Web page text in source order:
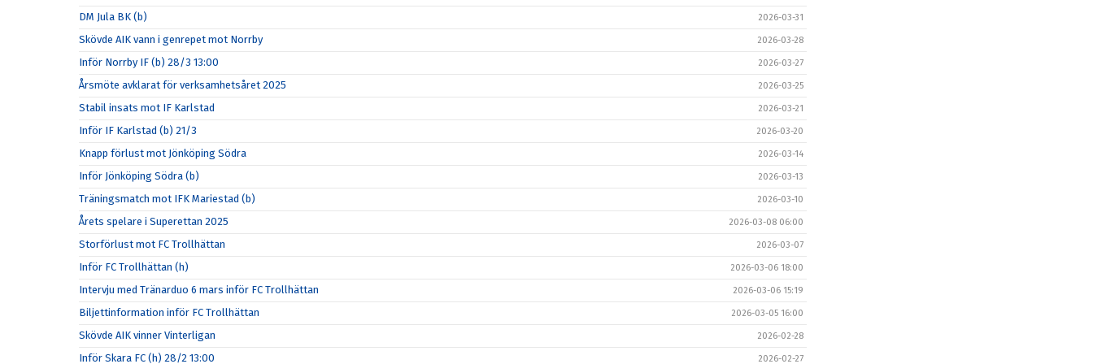
DM Jula BK (b) 2026-03-31
Skövde AIK vann i genrepet mot Norrby 2026-03-28
Inför Norrby IF (b) 28/3 13:00 2026-03-27
Årsmöte avklarat för verksamhetsåret 2025 2026-03-25
Stabil insats mot IF Karlstad 2026-03-21
Inför IF Karlstad (b) 21/3 2026-03-20
Knapp förlust mot Jönköping Södra 2026-03-14
Inför Jönköping Södra (b) 2026-03-13
Träningsmatch mot IFK Mariestad (b) 2026-03-10
Årets spelare i Superettan 2025 2026-03-08 06:00
Storförlust mot FC Trollhättan 2026-03-07
Inför FC Trollhättan (h) 2026-03-06 18:00
Intervju med Tränarduo 6 mars inför FC Trollhättan 2026-03-06 15:19
Biljettinformation inför FC Trollhättan 2026-03-05 16:00
Skövde AIK vinner Vinterligan 2026-02-28
Inför Skara FC (h) 28/2 13:00 2026-02-27